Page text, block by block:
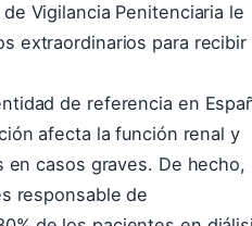
Vigilancia Penitenciaria le
extraordinarios para recibir
de referencia en
afecta la función renal y
en casos graves. De hecho,
responsable de